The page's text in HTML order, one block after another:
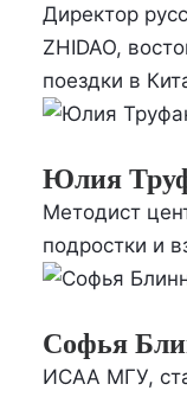
Директор
ZHIDAO,
поездки в
Юлия
Методист
подростки и
Софья
ИСАА МГУ,